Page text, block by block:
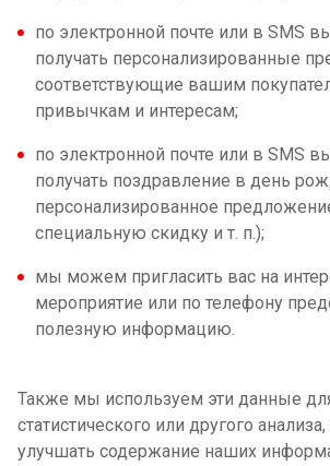
по электронной почте или в SMS
получать персонализированные
соответствующие вашим
привычкам и интересам;
по электронной почте или в SMS
получать поздравление в день
персонализированное
специальную скидку и т. п.);
мы можем пригласить вас на
мероприятие или по телефону
полезную информацию.
Также мы используем эти данные
статистического или другого
улучшать содержание наших